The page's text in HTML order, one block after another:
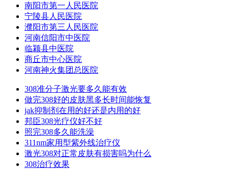
南阳市第一人民医院
宁陵县人民医院
濮阳市第三人民医院
河南信阳市中医院
临颍县中医院
商丘市中心医院
河南神火集团总医院
308准分子激光要多久能有效
做完308好的皮肤黑多长时间能恢复
jak抑制剂在用的好还是内用的好
邦臣308光疗仪好不好
照完308多久能洗澡
311nm家用型紫外线治疗仪
激光308对正常皮肤有损害吗为什么
308治疗效果